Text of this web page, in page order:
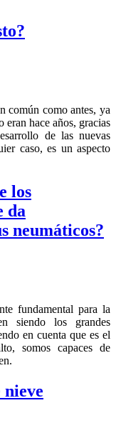
común como antes, ya
eran hace años, gracias
de las nuevas
caso, es un aspecto
los
da
neumáticos?
fundamental para la
siendo los grandes
en cuenta que es el
somos capaces de
nieve